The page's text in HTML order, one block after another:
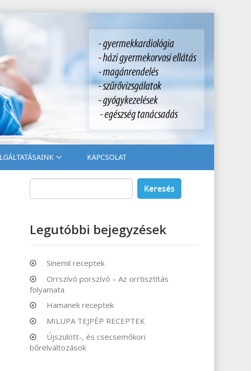
KAPCSOLAT
Keresés:
Legutóbbi bejegyzések
Sinemil receptek
Orrszívó porszívó – Az orrtisztítás
folyamata
Hamanek receptek
MILUPA TEJPÉP RECEPTEK
Újszülött-, és csecsemőkori
bőrelváltozások